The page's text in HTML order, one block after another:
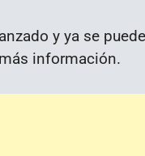
y ya se
información.